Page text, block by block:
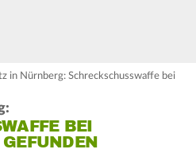
in Nürnberg: Schreckschusswaffe bei
BEI